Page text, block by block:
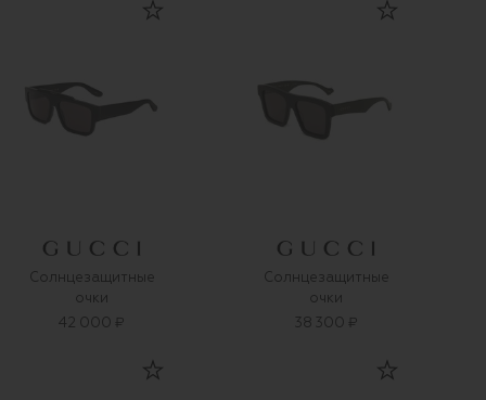
Солнцезащитные
очки
42 000 ₽
Солнцезащитные
очки
38 300 ₽